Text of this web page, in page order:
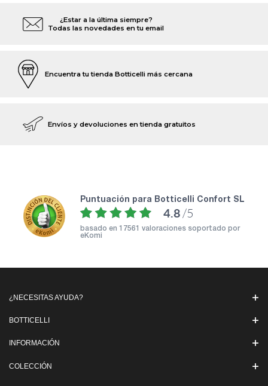
¿Estar a la última siempre?
Todas las novedades en tu email
Encuentra tu tienda Botticelli más cercana
Envíos y devoluciones en tienda gratuitos
puntuación para Botticelli Confort SL
4.8 /5
basado en 17561 valoraciones soportado por
eKomi
¿NECESITAS AYUDA?
BOTTICELLI
INFORMACIÓN
COLECCIÓN